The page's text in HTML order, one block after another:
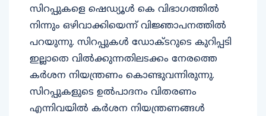
സിറപ്പുകളെ ഷെഡ്യൂള്‍ കെ വിഭാഗത്തില്‍
നിന്നും ഒഴിവാക്കിയെന്ന് വിജ്ഞാപനത്തില്‍
പറയുന്നു. സിറപ്പുകള്‍ ഡോക്ടറുടെ കുറിപ്പടി
ഇല്ലാതെ വില്‍ക്കുന്നതിലടക്കം നേരത്തെ
കര്‍ശന നിയന്ത്രണം കൊണ്ടുവന്നിരുന്നു.
സിറപ്പുകളുടെ ഉല്‍പാദനം വിതരണം
എന്നിവയില്‍ കര്‍ശന നിയന്ത്രണങ്ങള്‍